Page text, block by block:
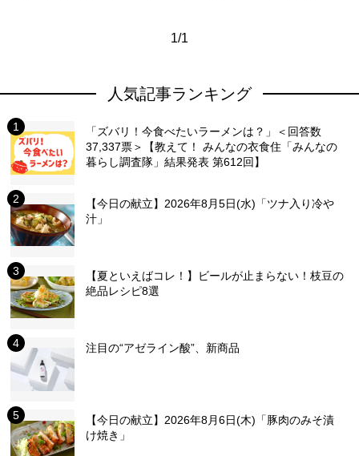
1/1
人気記事ランキング
「ズバリ！今食べたいラーメンは？」＜回答数
37,337票＞【教えて！ みんなの衣食住「みんなの
暮らし調査隊」結果発表 第612回】
【今日の献立】2026年8月5日(水)「ツナ入り冷や
汁」
【夏といえばコレ！】ビールが止まらない！枝豆の
絶品レシピ8選
注目の“アゼライン酸”、新商品
【今日の献立】2026年8月6日(木)「豚肉のみそ漬
け焼き」